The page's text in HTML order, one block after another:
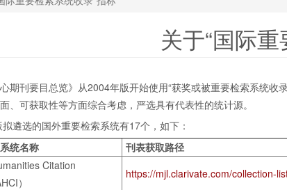
关于“国际
心期刊要目总览》从2004年版开始使用“获奖或被重要检索系统
、可获取性等方面综合考虑，严选具有代表性的统计源。
遴选的国外重要检索系统有17个，如下：
统名称
刊表获取路径
Citation
）
https://mjl.clarivate.com/collection-